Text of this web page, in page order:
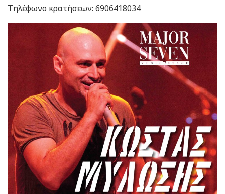
Τηλέφωνο κρατήσεων: 6906418034